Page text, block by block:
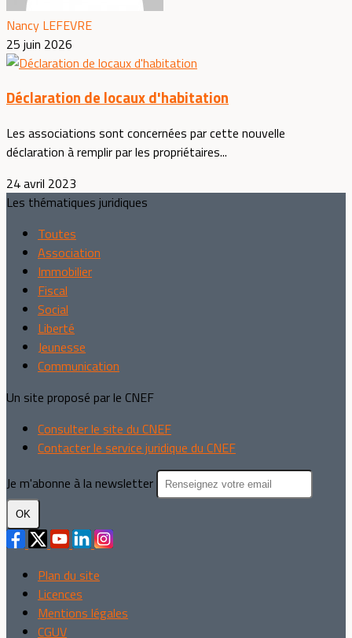
Nancy LEFEVRE
25 juin 2026
Déclaration de locaux d'habitation
Les associations sont concernées par cette nouvelle
déclaration à remplir par les propriétaires...
24 avril 2023
Les thématiques juridiques
Toutes
Association
Immobilier
Fiscal
Social
Liberté
Jeunesse
Communication
Un site proposé par le CNEF
Consulter le site du CNEF
Contacter le service juridique du CNEF
Je m'abonne à la newsletter
OK
Plan du site
Licences
Mentions légales
CGUV